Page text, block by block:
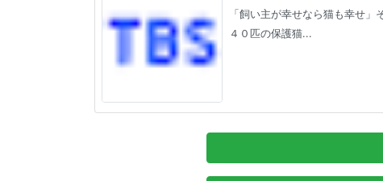
「飼い主が幸せなら猫も幸せ
４０匹の保護猫...